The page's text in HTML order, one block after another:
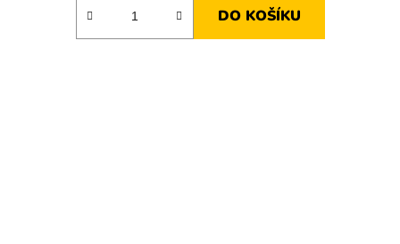
DO KOŠÍKU